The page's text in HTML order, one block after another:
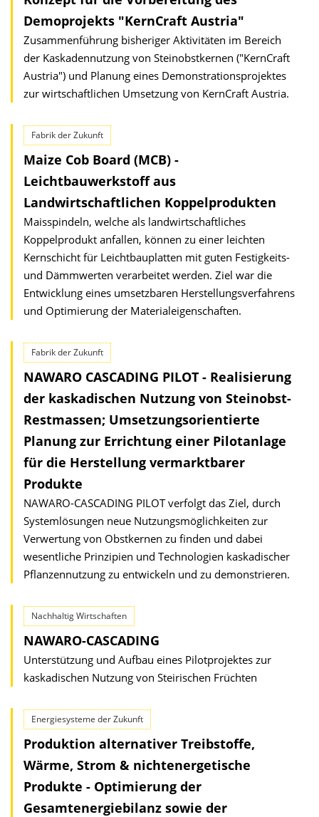
Demoprojekts "KernCraft Austria"
Zusammenführung bisheriger Aktivitäten im Bereich
der Kaskadennutzung von Steinobstkernen ("KernCraft
Austria") und Planung eines Demonstrationsprojektes
zur wirtschaftlichen Umsetzung von KernCraft Austria.
Fabrik der Zukunft
Maize Cob Board (MCB) -
Leichtbauwerkstoff aus
Landwirtschaftlichen Koppelprodukten
Maisspindeln, welche als landwirtschaftliches
Koppelprodukt anfallen, können zu einer leichten
Kernschicht für Leichtbauplatten mit guten Festigkeits-
und Dämmwerten verarbeitet werden. Ziel war die
Entwicklung eines umsetzbaren Herstellungsverfahrens
und Optimierung der Materialeigenschaften.
Fabrik der Zukunft
NAWARO CASCADING PILOT - Realisierung
der kaskadischen Nutzung von Steinobst-
Restmassen; Umsetzungsorientierte
Planung zur Errichtung einer Pilotanlage
für die Herstellung vermarktbarer
Produkte
NAWARO-CASCADING PILOT verfolgt das Ziel, durch
Systemlösungen neue Nutzungsmöglichkeiten zur
Verwertung von Obstkernen zu finden und dabei
wesentliche Prinzipien und Technologien kaskadischer
Pflanzennutzung zu entwickeln und zu demonstrieren.
Nachhaltig Wirtschaften
NAWARO-CASCADING
Unterstützung und Aufbau eines Pilotprojektes zur
kaskadischen Nutzung von Steirischen Früchten
Energiesysteme der Zukunft
Produktion alternativer Treibstoffe,
Wärme, Strom & nichtenergetische
Produkte - Optimierung der
Gesamtenergiebilanz sowie der